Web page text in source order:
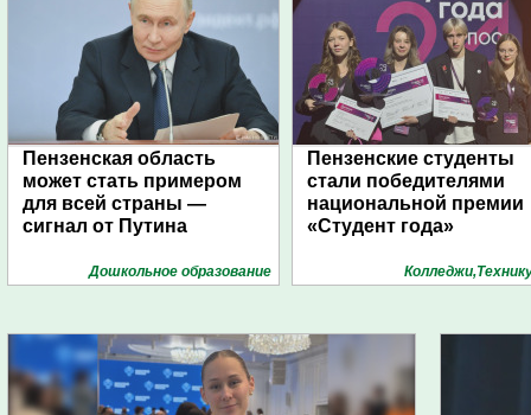
Пензенская область
может стать примером
для всей страны —
сигнал от Путина
Дошкольное образование
Пензенские студенты
стали победителями
национальной премии
«Студент года»